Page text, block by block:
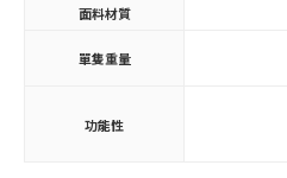
面料材質
單隻重量
功能性